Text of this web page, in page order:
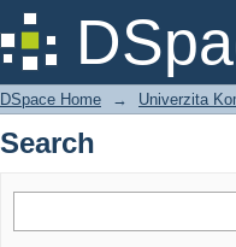
Search
DSpace Home → Univerzita
Search